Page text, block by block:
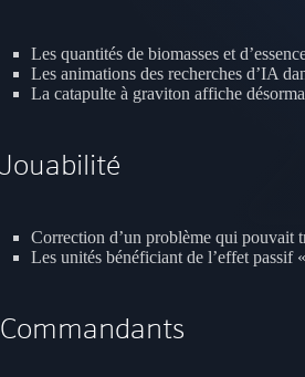
Les quantités de biomasses et
Les animations des recherches d’IA
La catapulte à graviton affiche
Jouabilité
Correction d’un problème qui pouvait
Les unités bénéficiant de l’effet passif
Commandants